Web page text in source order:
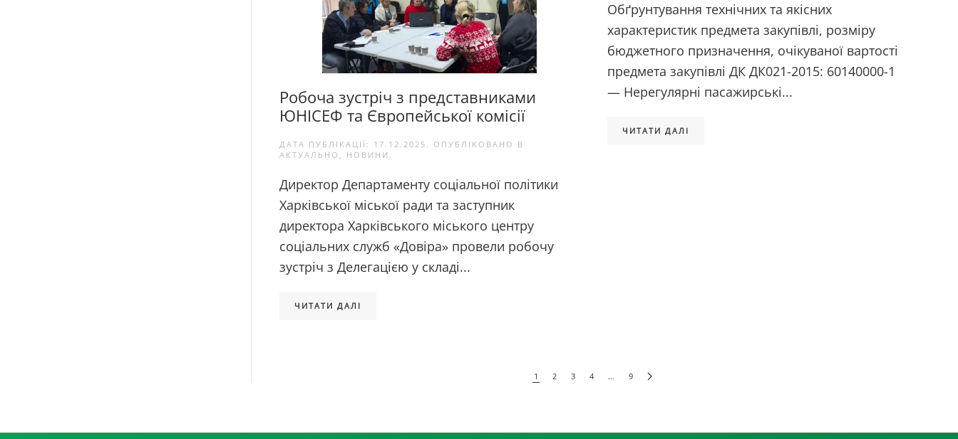
Робоча зустріч з представниками
ЮНІСЕФ та Європейської комісії
ДАТА ПУБЛІКАЦІЇ: 17.12.2025 . ОПУБЛІКОВАНО В
АКТУАЛЬНО , НОВИНИ .
Директор Департаменту соціальної політики
Харківської міської ради та заступник
директора Харківського міського центру
соціальних служб «Довіра» провели робочу
зустріч з Делегацією у складі...
ЧИТАТИ ДАЛІ
Обґрунтування технічних та якісних
характеристик предмета закупівлі, розміру
бюджетного призначення, очікуваної вартості
предмета закупівлі ДК ДК021-2015: 60140000-1
— Нерегулярні пасажирські...
ЧИТАТИ ДАЛІ
1 2 3 4 … 9